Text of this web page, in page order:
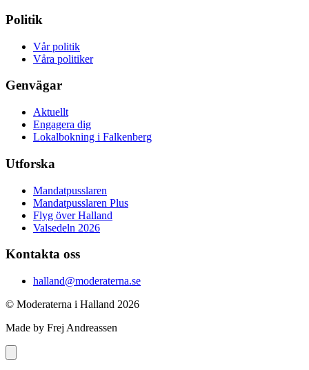
Politik
Vår politik
Våra politiker
Genvägar
Aktuellt
Engagera dig
Lokalbokning i Falkenberg
Utforska
Mandatpusslaren
Mandatpusslaren Plus
Flyg över Halland
Valsedeln 2026
Kontakta oss
halland@moderaterna.se
© Moderaterna i Halland 2026
Made by Frej Andreassen